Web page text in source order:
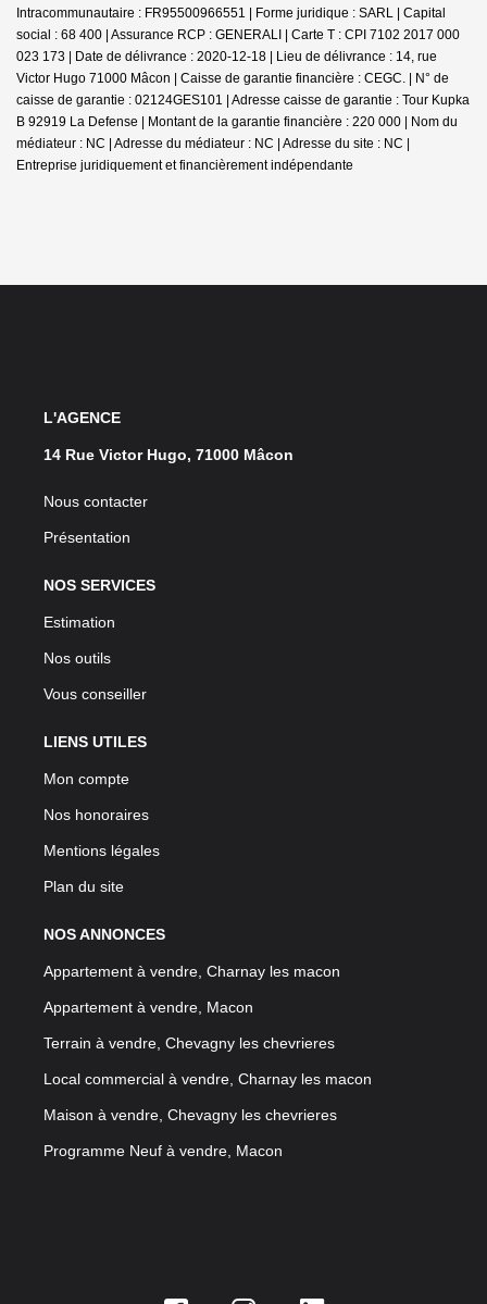
Intracommunautaire : FR95500966551 | Forme juridique : SARL | Capital
social : 68 400 | Assurance RCP : GENERALI | Carte T : CPI 7102 2017 000
023 173 | Date de délivrance : 2020-12-18 | Lieu de délivrance : 14, rue
Victor Hugo 71000 Mâcon | Caisse de garantie financière : CEGC. | N° de
caisse de garantie : 02124GES101 | Adresse caisse de garantie : Tour Kupka
B 92919 La Defense | Montant de la garantie financière : 220 000 | Nom du
médiateur : NC | Adresse du médiateur : NC | Adresse du site : NC |
Entreprise juridiquement et financièrement indépendante
L'AGENCE
14 Rue Victor Hugo, 71000 Mâcon
Nous contacter
Présentation
NOS SERVICES
Estimation
Nos outils
Vous conseiller
LIENS UTILES
Mon compte
Nos honoraires
Mentions légales
Plan du site
NOS ANNONCES
Appartement à vendre, Charnay les macon
Appartement à vendre, Macon
Terrain à vendre, Chevagny les chevrieres
Local commercial à vendre, Charnay les macon
Maison à vendre, Chevagny les chevrieres
Programme Neuf à vendre, Macon